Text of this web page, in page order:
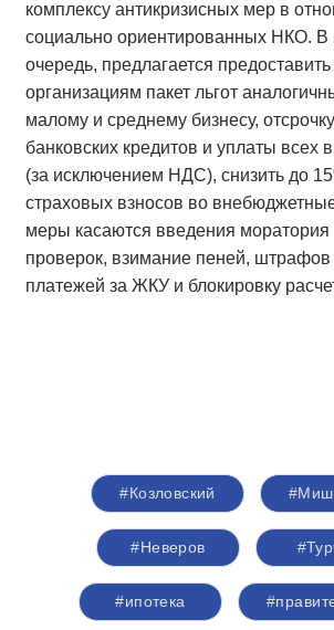
комплексу антикризисных мер в
социально ориентированных НКО. В
очередь, предлагается предоставить
организациям пакет льгот
малому и среднему бизнесу,
банковских кредитов и уплаты всех
(за исключением НДС), снизить до
страховых взносов во
меры касаются введения
проверок, взимание пеней, штрафов
платежей за ЖКУ и блокировку
#Козловский
#Неверов
#ипотека